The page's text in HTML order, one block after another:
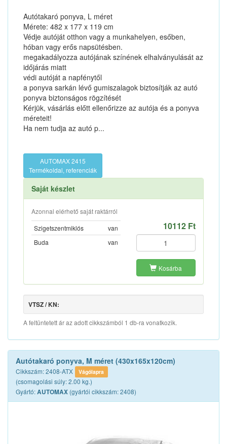
Autótakaró ponyva, L méret
Mérete: 482 x 177 x 119 cm
Védje autóját otthon vagy a munkahelyen, esőben,
hóban vagy erős napsütésben.
megakadályozza autójának színének elhalványulását az
időjárás miatt
védi autóját a napfénytől
a ponyva sarkán lévő gumiszalagok biztosítják az autó
ponyva biztonságos rögzítését
Kérjük, vásárlás előtt ellenőrizze az autója és a ponyva
méreteit!
Ha nem tudja az autó p...
AUTOMAX 2415
Termékoldal, referenciák
Saját készlet
Azonnal elérhető saját raktárról
Szigetszentmiklós
van
Buda
van
10112 Ft
Kosárba
VTSZ / KN:
A feltüntetett ár az adott cikkszámból 1 db-ra vonatkozik.
Autótakaró ponyva, M méret (430x165x120cm)
Cikkszám: 2408-ATX Vágólapra
(csomagolási súly: 2.00 kg.)
Gyártó:AUTOMAX (gyártói cikkszám: 2408)